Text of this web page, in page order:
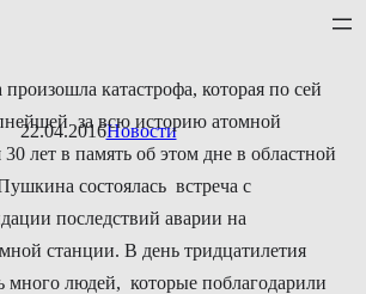
22.04.2016Новости
произошла катастрофа, которая по сей
за всю историю атомной
лет в память об этом дне в областной
состоялась встреча с
последствий аварии на
станции. В день тридцатилетия
много людей, которые поблагодарили